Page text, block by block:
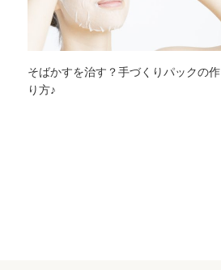
そばかすを治す？手づくりパックの作
り方♪